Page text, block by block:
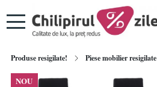
Produse resigilate! Piese mobilier resigilate
NOU